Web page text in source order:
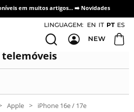
em muitos artigos... ➡️ Novidades
Acesso / Cadastro de Distribuidores
LINGUAGEM: EN IT PT ES
NEW
telemóveis
Apple > iPhone 16e / 17e